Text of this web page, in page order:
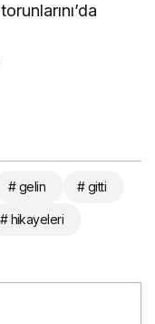
# gelin # gitti
# hikayeleri